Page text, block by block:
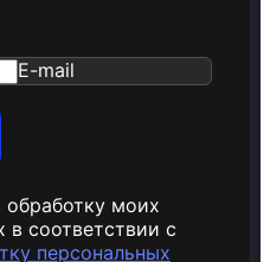
E-mail
обработку моих
в соответствии с
персональных